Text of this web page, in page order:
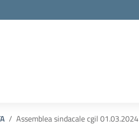
Assemblea sindacale cgil 01.03.2024